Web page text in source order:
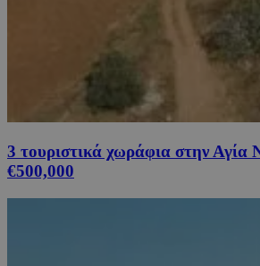
3 τουριστικά χωράφια στην Αγία
€500,000